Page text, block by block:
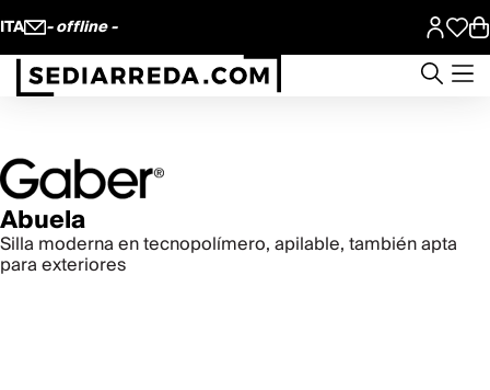
ITA - offline -
Abuela
Silla moderna en tecnopolímero, apilable, también apta
para exteriores